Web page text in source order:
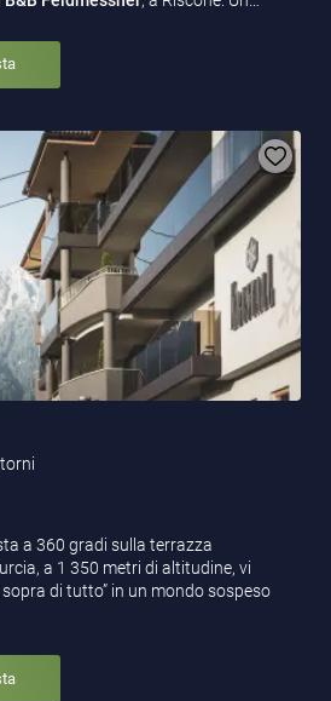
a 360 gradi sulla terrazza
a 1 350 metri di altitudine, vi
sopra di tutto” in un mondo sospeso